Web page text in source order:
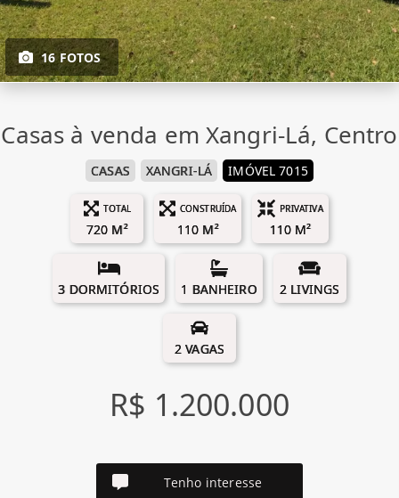
16 FOTOS
Casas à venda em Xangri-Lá, Centro
CASAS XANGRI-LÁ IMÓVEL 7015
TOTAL
720 M²
CONSTRUÍDA
110 M²
PRIVATIVA
110 M²
3 DORMITÓRIOS 1 BANHEIRO 2 LIVINGS
2 VAGAS
R$ 1.200.000
Tenho interesse